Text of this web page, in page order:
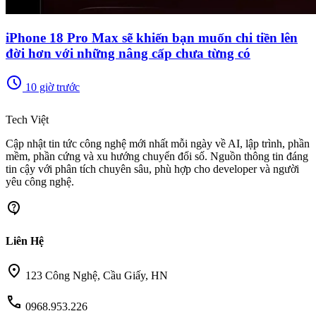
iPhone 18 Pro Max sẽ khiến bạn muốn chi tiền lên
đời hơn với những nâng cấp chưa từng có
schedule 10 giờ trước
Tech Việt
Cập nhật tin tức công nghệ mới nhất mỗi ngày về AI, lập trình, phần
mềm, phần cứng và xu hướng chuyển đổi số. Nguồn thông tin đáng
tin cậy với phân tích chuyên sâu, phù hợp cho developer và người
yêu công nghệ.
contact_support
Liên Hệ
location_on 123 Công Nghệ, Cầu Giấy, HN
call 0968.953.226